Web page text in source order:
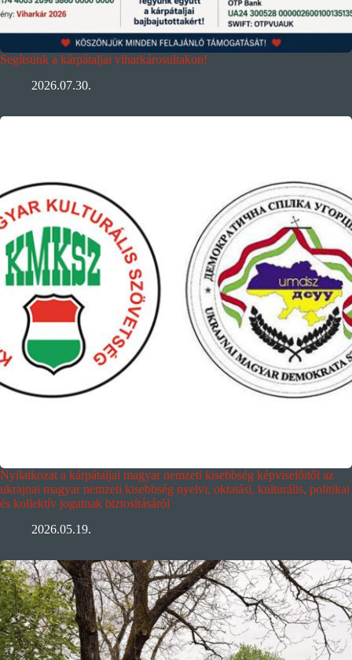
Segítsünk a kárpátaljai viharkárosultakon!
2026.07.30.
Nyilatkozat a kárpátaljai magyar nemzeti kisebbség képviselőitől az
ukrajnai magyar nemzeti kisebbség nyelvi, oktatási, kulturális, politikai
és kollektív jogainak biztosításáról
2026.05.19.